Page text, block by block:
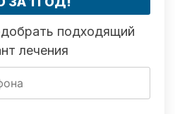
подходящий
лечения